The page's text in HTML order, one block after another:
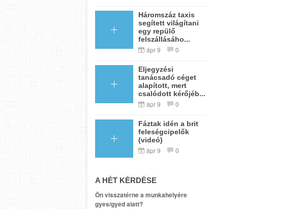
Háromszáz taxis
segített világítani
egy repülő
felszállásáho...
ápr 9 0
Eljegyzési
tanácsadó céget
alapított, mert
csalódott kérőjéb...
ápr 9 0
Fáztak idén a brit
feleségcipelők
(videó)
ápr 9 0
A HÉT KÉRDÉSE
Ön visszatérne a munkahelyére
gyes/gyed alatt?